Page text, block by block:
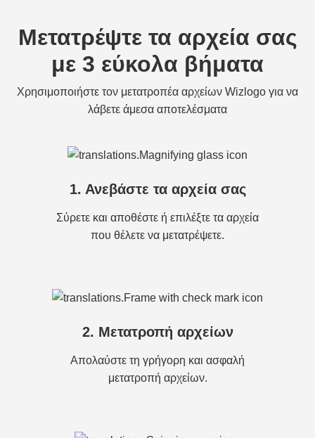
Μετατρέψτε τα αρχεία σας
με 3 εύκολα βήματα
Χρησιμοποιήστε τον μετατροπέα αρχείων Wizlogo για να
λάβετε άμεσα αποτελέσματα
1. Ανεβάστε τα αρχεία σας
Σύρετε και αποθέστε ή επιλέξτε τα αρχεία
που θέλετε να μετατρέψετε.
2. Μετατροπή αρχείων
Απολαύστε τη γρήγορη και ασφαλή
μετατροπή αρχείων.